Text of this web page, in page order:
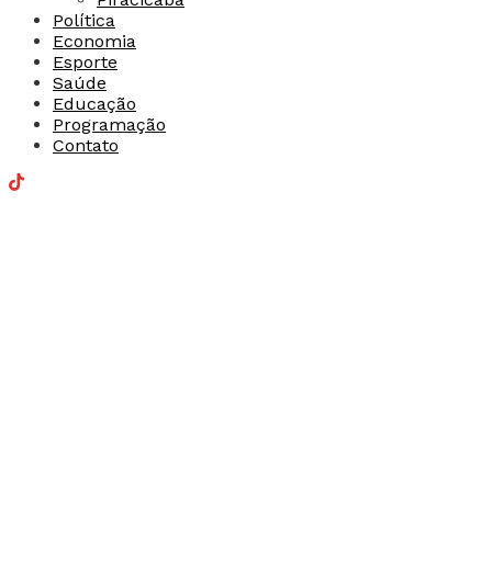
Política
Economia
Esporte
Saúde
Educação
Programação
Contato